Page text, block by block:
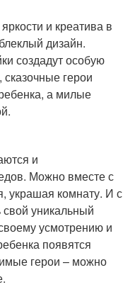
и креатива в
дизайн.
создадут особую
герои
а милые
и
Можно вместе с
украшая комнату. И с
уникальный
усмотрению и
появятся
герои – можно